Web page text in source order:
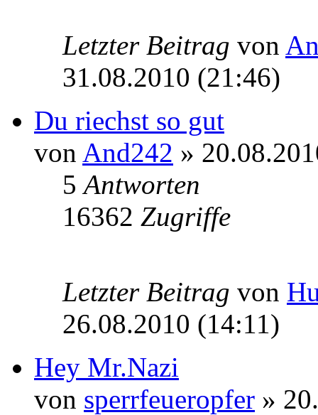
Letzter Beitrag von
31.08.2010 (21:46)
Du riechst so gut
von And242 »
5Antworten
16362 Zugriffe
Letzter Beitrag von
26.08.2010 (14:11)
Hey Mr.Nazi
von sperrfeueropfer »